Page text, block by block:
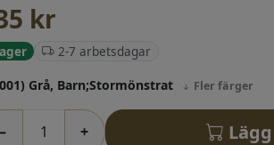
kr
2-7 arbetsdagar
Grå, Barn;Stormönstrat Fler färger
+